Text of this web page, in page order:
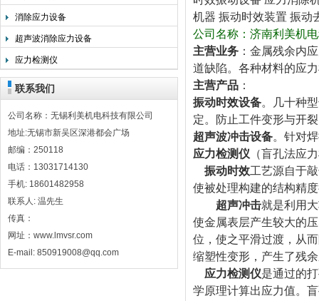
消除应力设备
超声波消除应力设备
应力检测仪
联系我们
公司名称：无锡利美机电科技有限公司
地址:无锡市新吴区深港都会广场
邮编：250118
电话：13031714130
手机: 18601482958
联系人: 温先生
传真：
网址：www.lmvsr.com
E-mail: 850919008@qq.com
机器 振动时效装置 振动
公司名称：济南利美机
主营业务 ：金属残余内
道缺陷。各种材料的应
主营产品 ：
振动时效设备。几十种
定。防止工件变形与开
超声波冲击设备。针对
应力检测仪 （盲孔法应
振动时效工艺源自于
使被处理构建的结构精
超声冲击就是利用
使金属表层产生较大的
位，使之平滑过渡，从
缩塑性变形，产生了残
应力检测仪是通过的
学原理计算出应力值。